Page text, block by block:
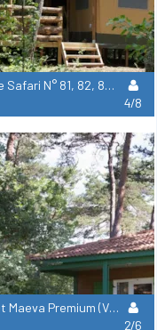
Lodge Safari N° 81, 82, 88-1 -
4/8
Chalet Maeva Premium (Vue Champ) N° 5, 20, 21 -
2/6